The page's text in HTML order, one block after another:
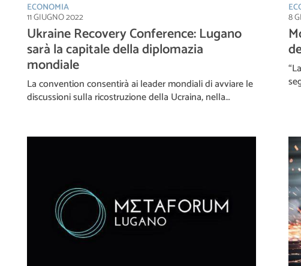
ECONOMIA
11 GIUGNO 2022
Ukraine Recovery Conference: Lugano
sarà la capitale della diplomazia
mondiale
La convention consentirà ai leader mondiali di avviare le
discussioni sulla ricostruzione della Ucraina, nella…
8